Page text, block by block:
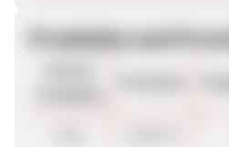
Produkte und